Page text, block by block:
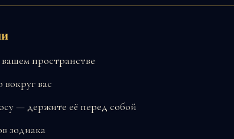
пространстве
вас
— держите её перед собой
зодиака